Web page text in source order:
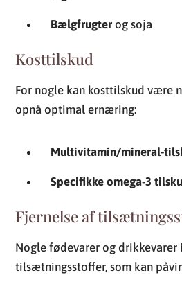
Bælgfrugter og soja
Kosttilskud
For nogle kan kosttilskud være
opnå optimal ernæring:
Multivitamin/mineral-
Specifikke omega-3
Fjernelse af
Nogle fødevarer og
tilsætningsstoffer, som kan